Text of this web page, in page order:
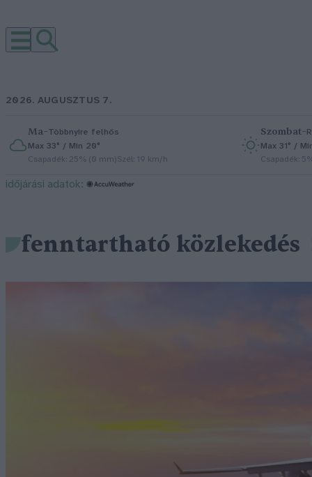
2026. AUGUSZTUS 7.
Ma–Többnyire felhős
Max 33° / Min 20°
Csapadék: 25% (0 mm)Szél: 19 km/h
Szombat–
Max 31° /
Csapadék:
időjárási adatok:
fenntartható közlekedés